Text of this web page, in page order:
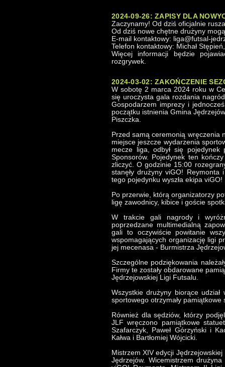
2024-09-26: ZAPISY DLA
Zaczynamy! Od dziś oficjalnie
Od dziś nowe chętne drużyny
E-mail kontaktowy: liga@futsal-
Telefon kontaktowy: Michał
Więcej informacji będzie
rozgrywek.
2024-03-02: ZAKOŃCZENIE
W sobotę 2 marca 2024 roku w
się uroczysta gala rozdania
Gospodarzem imprezy i
początku istnienia Gmina
Piszczka.
Przed samą ceremonią wręczenia
miejsce jeszcze wydarzenia
mecze liga, odbył się
Sponsorów. Pojedynek ten
zliczyć. O godzinie 15:00
stanęły drużyny viGO!
tego pojedynku wyszła ekipa
Po przerwie, którą organizatorzy
ligę zawodnicy, kibice i goście
W trakcie gali nagrody i
poprzedzane multimedialną
gali to oczywiście powitanie
wspomagających organizację ligi
jej mecenasa - Burmistrza
Szczególne podziękowania
Firmy te zostały obdarowane
Jędrzejowskiej Ligi Futsalu.
Wszystkie drużyny biorące
sportowego otrzymały
Również dla sędziów, którzy
JLF wręczono pamiątkowe
Szafarczyk, Paweł Górzyński i
Kałwa i Bartłomiej Wójcicki.
Mistrzem XIV edycji
Jędrzejów. Wicemistrzem